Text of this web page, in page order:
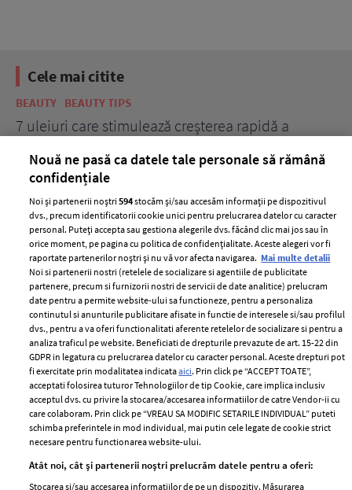
Cele mai citite
BEAUTY BEAUTY TIPS
7 uleiuri care stimulează creșterea rapidă a
ELLE Style Awards
2024
Despre ELLE
Romania
Contact
Abonamente
Termeni si conditii
Politica de
confidențialitate
Politica de cookies
Publicitate
GSP
femei
Nouă ne pasă ca datele tale personale să rămână
confidențiale
Noi și partenerii noștri594stocăm și/sau accesăm informații pe dispozitivul
dvs., precum identificatorii cookie unici pentru prelucrarea datelor cu caracter
personal. Puteți accepta sau gestiona alegerile dvs. făcând clic mai jos sau în
orice moment, pe pagina cu politica de confidențialitate. Aceste alegeri vor fi
raportate partenerilor noștri și nu vă vor afecta navigarea. Mai multe detalii
Noi si partenerii nostri (retelele de socializare si agentiile de publicitate
partenere, precum si furnizorii nostri de servicii de date analitice) prelucram
date pentru a permite website-ului sa functioneze, pentru a personaliza
continutul si anunturile publicitare afisate in functie de interesele si/sau profilul
dvs., pentru a va oferi functionalitati aferente retelelor de socializare si pentru a
analiza traficul pe website. Beneficiati de drepturile prevazute de art. 15-22 din
GDPR in legatura cu prelucrarea datelor cu caracter personal. Aceste drepturi pot
fi exercitate prin modalitatea indicataaici. Prin click pe “ACCEPT TOATE”,
acceptati folosirea tuturor Tehnologiilor de tip Cookie, care implica inclusiv
acceptul dvs. cu privire la stocarea/accesarea informatiilor de catre Vendor-ii cu
care colaboram. Prin click pe “VREAU SA MODIFIC SETARILE INDIVIDUAL” puteti
schimba preferintele in mod individual, mai putin cele legate de cookie strict
necesare pentru functionarea website-ului.
Atât noi, cât și partenerii noștri prelucrăm datele pentru a oferi:
Stocarea și/sau accesarea informațiilor de pe un dispozitiv. Măsurarea